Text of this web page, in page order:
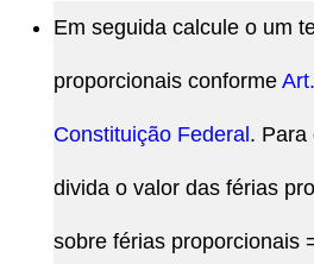
Em seguida calcule o um
proporcionais conforme
Constituição Federal . Para
divida o valor das férias
sobre férias proporcionais